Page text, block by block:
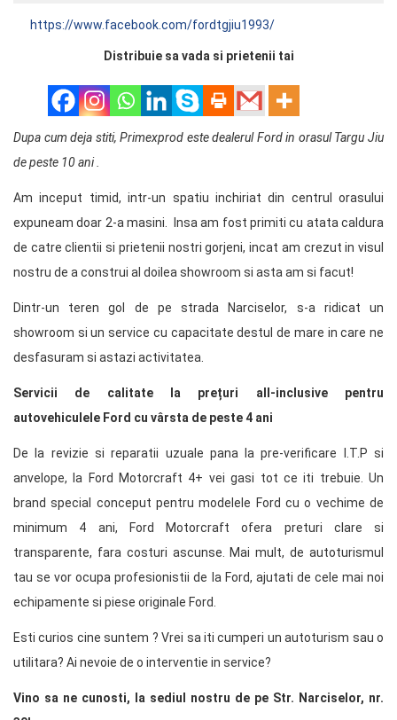
https://www.facebook.com/fordtgjiu1993/
Distribuie sa vada si prietenii tai
Dupa cum deja stiti, Primexprod este dealerul Ford in orasul Targu Jiu
de peste 10 ani .
Am inceput timid, intr-un spatiu inchiriat din centrul orasului
expuneam doar 2-a masini. Insa am fost primiti cu atata caldura
de catre clientii si prietenii nostri gorjeni, incat am crezut in visul
nostru de a construi al doilea showroom si asta am si facut!
Dintr-un teren gol de pe strada Narciselor, s-a ridicat un
showroom si un service cu capacitate destul de mare in care ne
desfasuram si astazi activitatea.
Servicii de calitate la prețuri all-inclusive pentru
autovehiculele Ford cu vârsta de peste 4 ani
De la revizie si reparatii uzuale pana la pre-verificare I.T.P si
anvelope, la Ford Motorcraft 4+ vei gasi tot ce iti trebuie. Un
brand special conceput pentru modelele Ford cu o vechime de
minimum 4 ani, Ford Motorcraft ofera preturi clare si
transparente, fara costuri ascunse. Mai mult, de autoturismul
tau se vor ocupa profesionistii de la Ford, ajutati de cele mai noi
echipamente si piese originale Ford.
Esti curios cine suntem ? Vrei sa iti cumperi un autoturism sau o
utilitara? Ai nevoie de o interventie in service?
Vino sa ne cunosti, la sediul nostru de pe Str. Narciselor, nr.